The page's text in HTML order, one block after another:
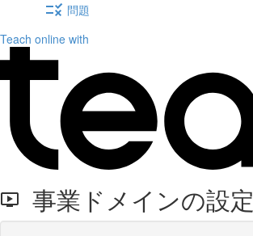
問題
Teach online with
事業ドメインの設定